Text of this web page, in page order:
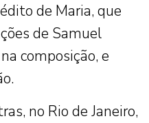
de Maria, que
de Samuel
composição, e
no Rio de Janeiro,